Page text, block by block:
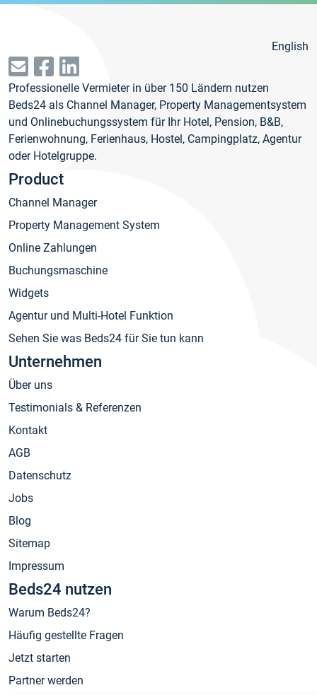
English
Professionelle Vermieter in über 150 Ländern nutzen
Beds24 als Channel Manager, Property Managementsystem
und Onlinebuchungssystem für Ihr Hotel, Pension, B&B,
Ferienwohnung, Ferienhaus, Hostel, Campingplatz, Agentur
oder Hotelgruppe.
Product
Channel Manager
Property Management System
Online Zahlungen
Buchungsmaschine
Widgets
Agentur und Multi-Hotel Funktion
Sehen Sie was Beds24 für Sie tun kann
Unternehmen
Über uns
Testimonials & Referenzen
Kontakt
AGB
Datenschutz
Jobs
Blog
Sitemap
Impressum
Beds24 nutzen
Warum Beds24?
Häufig gestellte Fragen
Jetzt starten
Partner werden